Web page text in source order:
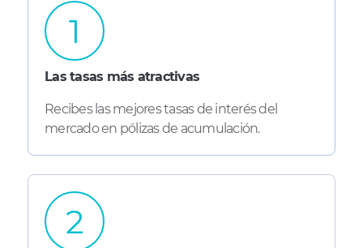
1
Las tasas más atractivas
Recibes las mejores tasas de interés del
mercado en pólizas de acumulación.
2